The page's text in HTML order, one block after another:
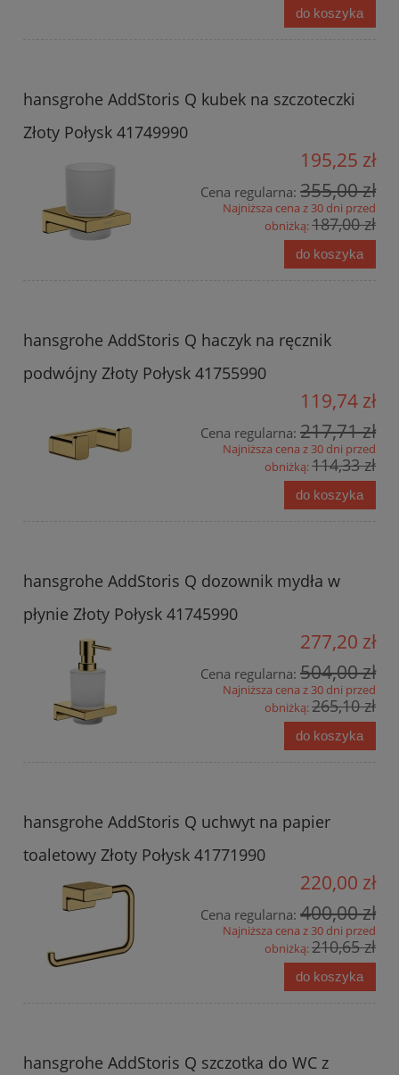
do koszyka
hansgrohe AddStoris Q kubek na szczoteczki
Złoty Połysk 41749990
195,25 zł
Cena regularna: 355,00 zł
Najniższa cena z 30 dni przed
obniżką:187,00 zł
do koszyka
hansgrohe AddStoris Q haczyk na ręcznik
podwójny Złoty Połysk 41755990
119,74 zł
Cena regularna: 217,71 zł
Najniższa cena z 30 dni przed
obniżką:114,33 zł
do koszyka
hansgrohe AddStoris Q dozownik mydła w
płynie Złoty Połysk 41745990
277,20 zł
Cena regularna: 504,00 zł
Najniższa cena z 30 dni przed
obniżką:265,10 zł
do koszyka
hansgrohe AddStoris Q uchwyt na papier
toaletowy Złoty Połysk 41771990
220,00 zł
Cena regularna: 400,00 zł
Najniższa cena z 30 dni przed
obniżką:210,65 zł
do koszyka
hansgrohe AddStoris Q szczotka do WC z